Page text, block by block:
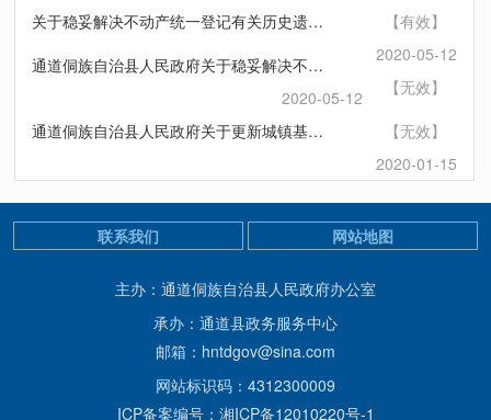
关于稳妥解决不动产统一登记有关历史遗留问题的处理意见
【有效】
2020-05-12
通道侗族自治县人民政府关于稳妥解决不动产统一登记有关历史遗留问题的处理意见
【无效】
2020-05-12
通道侗族自治县人民政府关于更新城镇基准地价标准和等级的通知
【无效】
2020-01-15
主办：通道侗族自治县人民政府办公室
承办：通道县政务服务中心
邮箱：hntdgov@sina.com
网站标识码：4312300009
ICP备案编号：湘ICP备12010220号-1
联系我们 网站地图